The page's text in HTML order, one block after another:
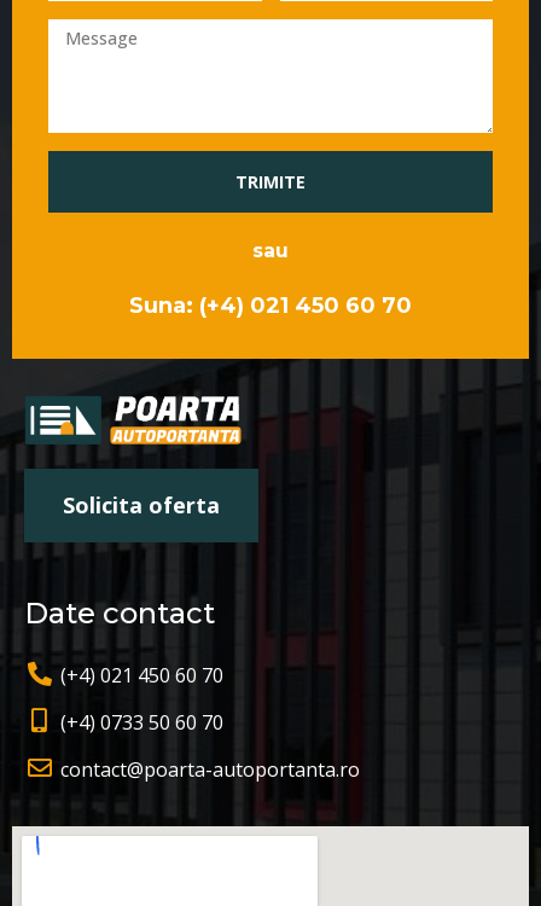
Solicita oferta
Date contact
(+4) 021 450 60 70
(+4) 0733 50 60 70
contact@poarta-autoportanta.ro
TRIMITE
sau
Suna: (+4) 021 450 60 70